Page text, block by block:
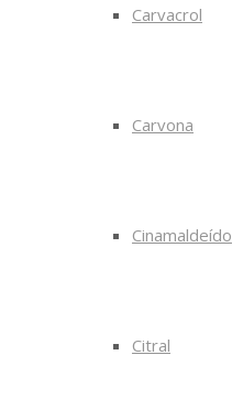
Carvacrol
Carvona
Cinamaldeído
Citral